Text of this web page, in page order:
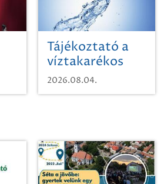
Tájékoztató a
víztakarékos
vízhasználatról
2026.08.04.